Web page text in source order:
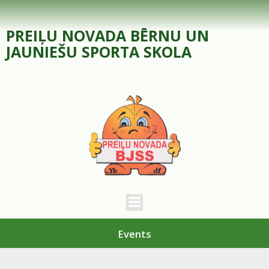
Skip
to
content
PREIĻU NOVADA BĒRNU UN
JAUNIEŠU SPORTA SKOLA
Events